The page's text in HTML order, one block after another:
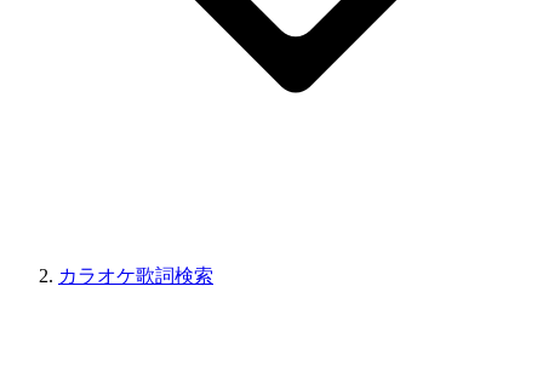
カラオケ歌詞検索